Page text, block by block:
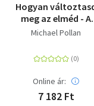
Hogyan
meg az elméd - A
pszichedelikus
eredményei az
tudatról, az életről
a halálról
Michael Pollan
Online ár:
7 182 Ft